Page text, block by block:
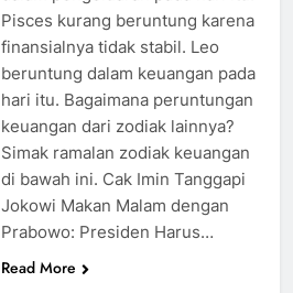
Pisces kurang beruntung karena
finansialnya tidak stabil. Leo
beruntung dalam keuangan pada
hari itu. Bagaimana peruntungan
keuangan dari zodiak lainnya?
Simak ramalan zodiak keuangan
di bawah ini. Cak Imin Tanggapi
Jokowi Makan Malam dengan
Prabowo: Presiden Harus…
Read More